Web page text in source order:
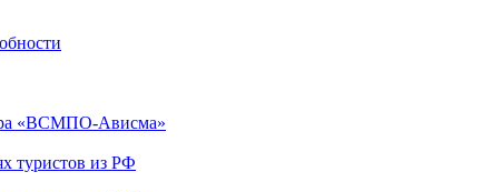
«ВСМПО-Ависма»
туристов из РФ